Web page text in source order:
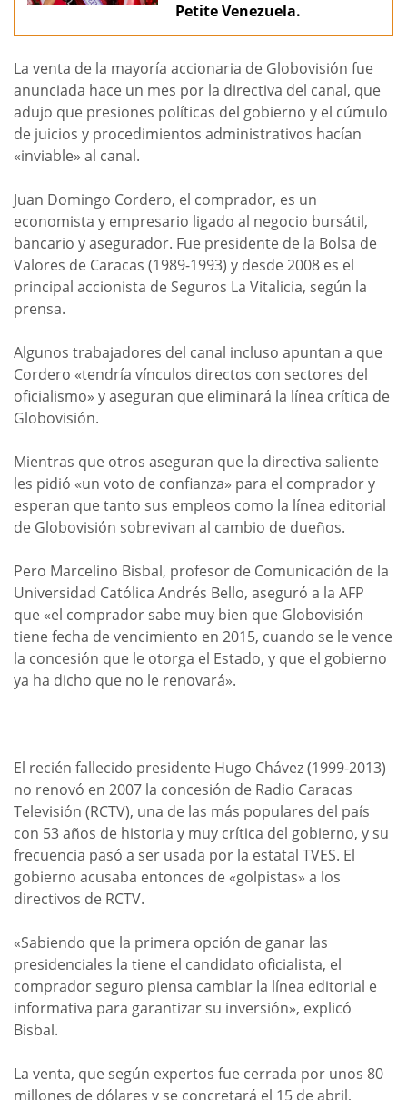
Petite Venezuela.
La venta de la mayoría accionaria de Globovisión fue
anunciada hace un mes por la directiva del canal, que
adujo que presiones políticas del gobierno y el cúmulo
de juicios y procedimientos administrativos hacían
«inviable» al canal.
Juan Domingo Cordero, el comprador, es un
economista y empresario ligado al negocio bursátil,
bancario y asegurador. Fue presidente de la Bolsa de
Valores de Caracas (1989-1993) y desde 2008 es el
principal accionista de Seguros La Vitalicia, según la
prensa.
Algunos trabajadores del canal incluso apuntan a que
Cordero «tendría vínculos directos con sectores del
oficialismo» y aseguran que eliminará la línea crítica de
Globovisión.
Mientras que otros aseguran que la directiva saliente
les pidió «un voto de confianza» para el comprador y
esperan que tanto sus empleos como la línea editorial
de Globovisión sobrevivan al cambio de dueños.
Pero Marcelino Bisbal, profesor de Comunicación de la
Universidad Católica Andrés Bello, aseguró a la AFP
que «el comprador sabe muy bien que Globovisión
tiene fecha de vencimiento en 2015, cuando se le vence
la concesión que le otorga el Estado, y que el gobierno
ya ha dicho que no le renovará».
El recién fallecido presidente Hugo Chávez (1999-2013)
no renovó en 2007 la concesión de Radio Caracas
Televisión (RCTV), una de las más populares del país
con 53 años de historia y muy crítica del gobierno, y su
frecuencia pasó a ser usada por la estatal TVES. El
gobierno acusaba entonces de «golpistas» a los
directivos de RCTV.
«Sabiendo que la primera opción de ganar las
presidenciales la tiene el candidato oficialista, el
comprador seguro piensa cambiar la línea editorial e
informativa para garantizar su inversión», explicó
Bisbal.
La venta, que según expertos fue cerrada por unos 80
millones de dólares y se concretará el 15 de abril,